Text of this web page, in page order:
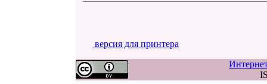
версия для принтера